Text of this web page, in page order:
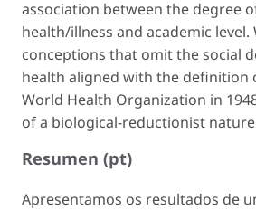
association between the degree
health/illness and academic level.
conceptions that omit the social
health aligned with the definition
World Health Organization in
of a biological-reductionist
Resumen (pt)
Apresentamos os resultados de